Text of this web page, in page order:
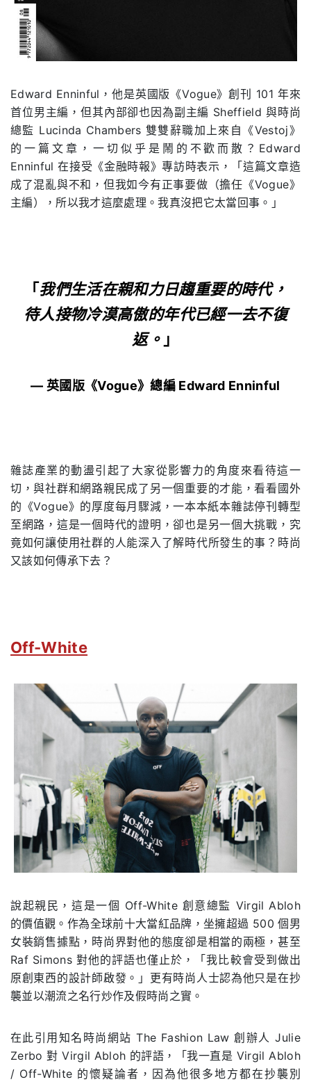
Edward Enninful，他是英國版《Vogue》創刊 101 年來
首位男主編，但其內部卻也因為副主編 Sheffield 與時尚
總監 Lucinda Chambers 雙雙辭職加上來自《Vestoj》
的一篇文章，一切似乎是鬧的不歡而散？Edward
Enninful 在接受《金融時報》專訪時表示，「這篇文章造
成了混亂與不和，但我如今有正事要做（擔任《Vogue》
主編），所以我才這麼處理。我真沒把它太當回事。」
「 我們生活在親和力日趨重要的時代，
待人接物冷漠高傲的年代已經一去不復
返。 」
— 英國版《Vogue》總編 Edward Enninful
雜誌產業的動盪引起了大家從影響力的角度來看待這一
切，與社群和網路親民成了另一個重要的才能，看看國外
的《Vogue》的厚度每月驟減，一本本紙本雜誌停刊轉型
至網路，這是一個時代的證明，卻也是另一個大挑戰，究
竟如何讓使用社群的人能深入了解時代所發生的事？時尚
又該如何傳承下去？
Off-White
說起親民，這是一個 Off-White 創意總監 Virgil Abloh
的價值觀。作為全球前十大當紅品牌，坐擁超過 500 個男
女裝銷售據點，時尚界對他的態度卻是相當的兩極，甚至
Raf Simons 對他的評語也僅止於，「我比較會受到做出
原創東西的設計師啟發。」更有時尚人士認為他只是在抄
襲並以潮流之名行炒作及假時尚之實。
在此引用知名時尚網站 The Fashion Law 創辦人 Julie
Zerbo 對 Virgil Abloh 的評語，「我一直是 Virgil Abloh
/ Off-White 的懷疑論者，因為他很多地方都在抄襲別